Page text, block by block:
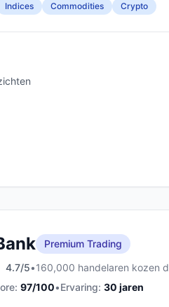
Indices Commodities Crypto
Premium Trading
4.7/5•160,000 handelaren kozen
97/100•Ervaring: 30 jaren